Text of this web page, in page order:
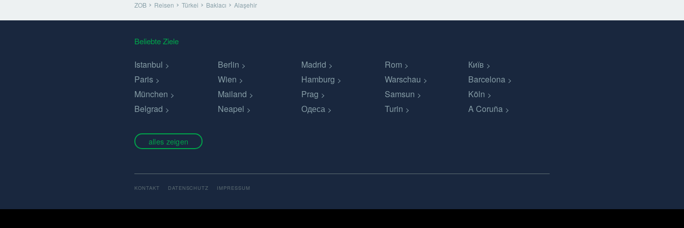
ZOB Reisen Türkei Baklacı Alaşehir
Beliebte Ziele
Istanbul Berlin Madrid Rom
Київ
Paris
Wien Hamburg Warschau
Barcelona
München
Mailand Prag Samsun
Köln
Belgrad
Neapel Одеса Turin A Coruña
alles zeigen
KONTAKT DATENSCHUTZ IMPRESSUM